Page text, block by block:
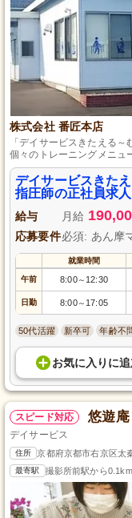
株式会社 番匠本店
「デイサービスきたえる
個々のトレーニングメニュ
支援・介護予防を目指し
デイサービスきた
指圧師の正社員求人
給与 月給
応募要件必須: あん摩
就業時間
午前 8:00～ 12:30
日勤 8:00～ 17:05
50代活躍 新卒可 年齢不
お気に入り に
スピード対応 悠遊
デイサービス
住所 京都府京都市右京区太
最寄駅 撮影所前駅から